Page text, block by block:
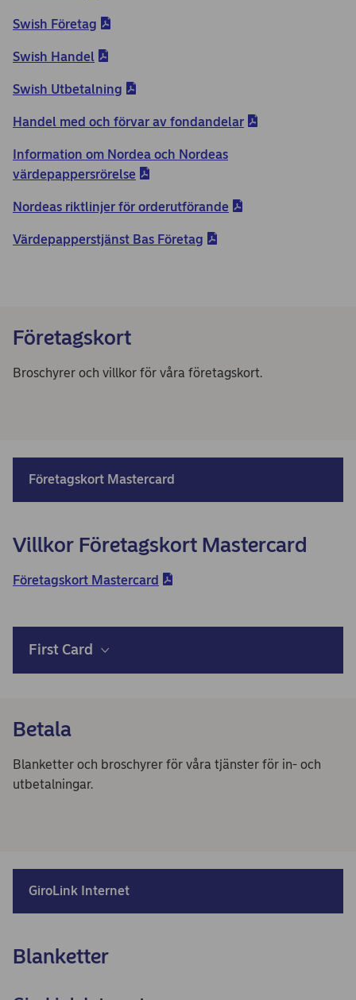
Swish Företag
Swish Handel
Swish Utbetalning
Handel med och förvar av fondandelar
Information om Nordea och Nordeas
värdepappersrörelse
Nordeas riktlinjer för orderutförande
Värdepapperstjänst Bas Företag
Företagskort
Broschyrer och villkor för våra företagskort.
Företagskort Mastercard
Villkor Företagskort Mastercard
Företagskort Mastercard
First Card
Betala
Blanketter och broschyrer för våra tjänster för in- och
utbetalningar.
GiroLink Internet
Blanketter